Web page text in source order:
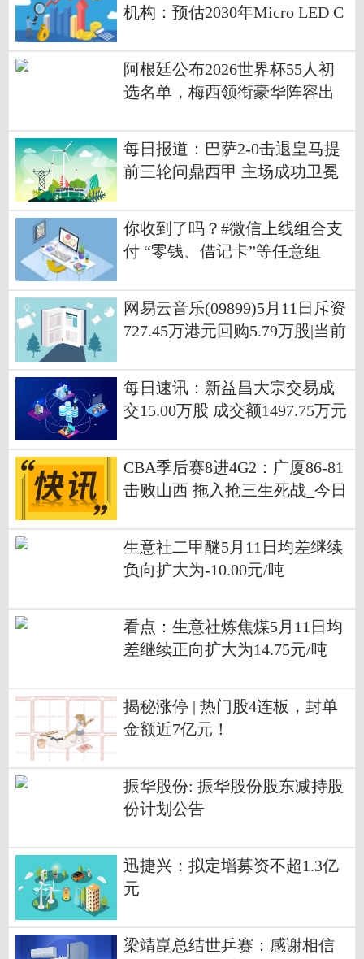
机构：预估2030年Micro LED C
｜数智早参
阿根廷公布2026世界杯55人初
选名单，梅西领衔豪华阵容出
每日报道：巴萨2-0击退皇马提
前三轮问鼎西甲 主场成功卫冕
你收到了吗？#微信上线组合支
付 “零钱、借记卡”等任意组
网易云音乐(09899)5月11日斥资
727.45万港元回购5.79万股|当前
每日速讯：新益昌大宗交易成
交15.00万股 成交额1497.75万元
CBA季后赛8进4G2：广厦86-81
击败山西 拖入抢三生死战_今日
生意社二甲醚5月11日均差继续
负向扩大为-10.00元/吨
看点：生意社炼焦煤5月11日均
差继续正向扩大为14.75元/吨
揭秘涨停 | 热门股4连板，封单
金额近7亿元！
振华股份: 振华股份股东减持股
份计划公告
迅捷兴：拟定增募资不超1.3亿
元
梁靖崑总结世乒赛：感谢相信